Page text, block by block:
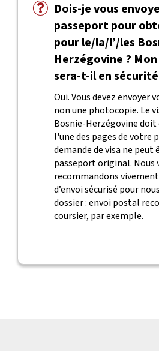
Dois-je vous
passeport pour
pour le/la/l’/les
Herzégovine ?
sera-t-il en
Oui. Vous devez envoyer
non une photocopie. Le
Bosnie-Herzégovine doit
l'une des pages de votre
demande de visa ne
passeport original. Nous
recommandons
d’envoi sécurisé pour
dossier : envoi postal
coursier, par exemple.